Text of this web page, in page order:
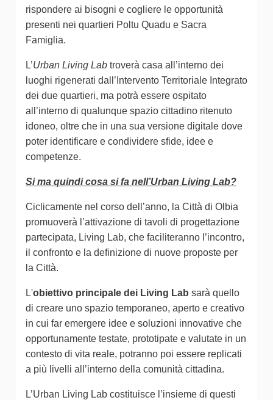
rispondere ai bisogni e cogliere le opportunità
presenti nei quartieri Poltu Quadu e Sacra
Famiglia.
L’Urban Living Lab troverà casa all’interno dei
luoghi rigenerati dall’Intervento Territoriale Integrato
dei due quartieri, ma potrà essere ospitato
all’interno di qualunque spazio cittadino ritenuto
idoneo, oltre che in una sua versione digitale dove
poter identificare e condividere sfide, idee e
competenze.
Si ma quindi cosa si fa nell’Urban Living Lab?
Ciclicamente nel corso dell’anno, la Città di Olbia
promuoverà l’attivazione di tavoli di progettazione
partecipata, Living Lab, che faciliteranno l’incontro,
il confronto e la definizione di nuove proposte per
la Città.
L'obiettivo principale dei Living Lab sarà quello
di creare uno spazio temporaneo, aperto e creativo
in cui far emergere idee e soluzioni innovative che
opportunamente testate, prototipate e valutate in un
contesto di vita reale, potranno poi essere replicati
a più livelli all’interno della comunità cittadina.
L’Urban Living Lab costituisce l’insieme di questi